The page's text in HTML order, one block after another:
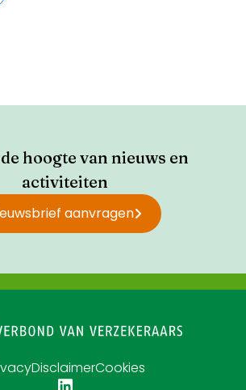
hoogte van nieuws en
activiteiten
aanvragen
DisclaimerCookies